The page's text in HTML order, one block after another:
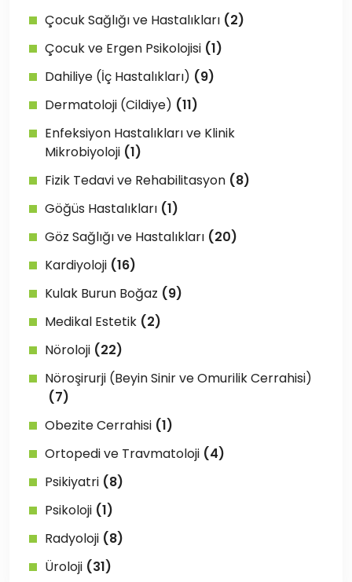
Çocuk Sağlığı ve Hastalıkları (2)
Çocuk ve Ergen Psikolojisi (1)
Dahiliye (İç Hastalıkları) (9)
Dermatoloji (Cildiye) (11)
Enfeksiyon Hastalıkları ve Klinik
Mikrobiyoloji (1)
Fizik Tedavi ve Rehabilitasyon (8)
Göğüs Hastalıkları (1)
Göz Sağlığı ve Hastalıkları (20)
Kardiyoloji (16)
Kulak Burun Boğaz (9)
Medikal Estetik (2)
Nöroloji (22)
Nöroşirurji (Beyin Sinir ve Omurilik Cerrahisi)
(7)
Obezite Cerrahisi (1)
Ortopedi ve Travmatoloji (4)
Psikiyatri (8)
Psikoloji (1)
Radyoloji (8)
Üroloji (31)